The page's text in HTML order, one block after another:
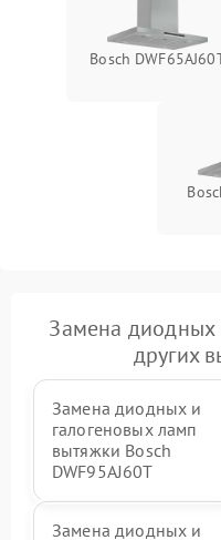
Bosch
Замена диодных
других
Замена диодных и
галогеновых ламп
вытяжки Bosch
DWF95AJ60T
Замена диодных и